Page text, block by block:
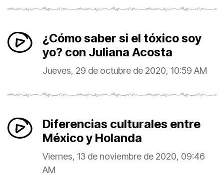
¿Cómo saber si el tóxico soy
yo? con Juliana Acosta
Jueves, 29 de octubre de 2020, 10:59 AM
Diferencias culturales entre
México y Holanda
Viernes, 13 de noviembre de 2020, 09:46
AM